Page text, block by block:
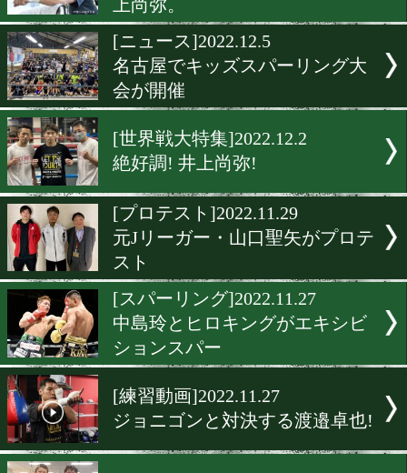
体統一に自信あり。
[公開練習]2022.12.7
大橋秀行会長「バトラーは
[公開練習]2022.12.7
バトラー陣営が井上尚弥の
を視察
[公開練習]2022.12.7
4団体統一は次へのスター
上尚弥。
[ニュース]2022.12.5
名古屋でキッズスパーリン
会が開催